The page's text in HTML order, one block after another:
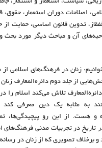
اصلاحات دوران استعمار، حقوق،
تدوین قانون اساسی، حمایت از
۱۹۴۵ و اصلاحیه‌های آن و مباحث دیگر مورد
زنان در فرهنگ‌های اسلامی از
از جلد دوم دائره‌المعارف
تلاش می‌کند اسلام را
به مثابه یک دین معرفی کند
و هست. از این رو پیچیدگی‌ها،
تاریخ در تجربیات مدنی فرهنگ‌های
و برخلاف تصویری که از زنان در